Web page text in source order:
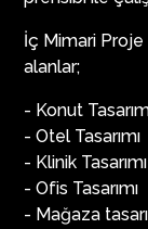
İç Mimari
alanlar;
- Konut
- Otel Tasarımı
- Klinik Tasarımı
- Ofis Tasarımı
- Mağaza